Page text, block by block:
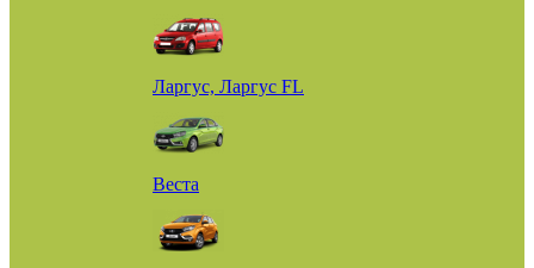
Ларгус, Ларгус FL
Веста